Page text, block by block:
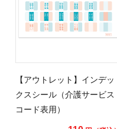
【アウトレット】インデッ
クスシール（介護サービス
コード表用）